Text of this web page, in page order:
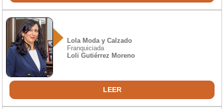
Lola Moda y Calzado
Franquiciada
Loli Gutiérrez Moreno
LEER